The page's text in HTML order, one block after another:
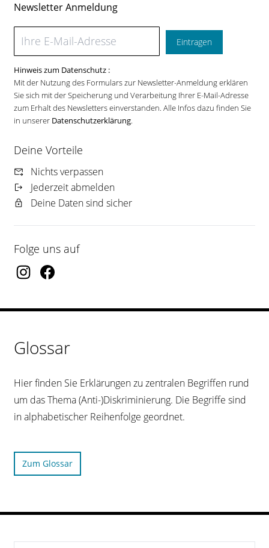
Newsletter Anmeldung
Eintragen
Hinweis zum Datenschutz :
Mit der Nutzung des Formulars zur Newsletter-Anmeldung erklären
Sie sich mit der Speicherung und Verarbeitung Ihrer E-Mail-Adresse
zum Erhalt des Newsletters einverstanden. Alle Infos dazu finden Sie
in unserer Datenschutzerklärung.
Deine Vorteile
Nichts verpassen
Jederzeit abmelden
Deine Daten sind sicher
Folge uns auf
Glossar
Hier finden Sie Erklärungen zu zentralen Begriffen rund
um das Thema (Anti-)Diskriminierung. Die Begriffe sind
in alphabetischer Reihenfolge geordnet.
Zum Glossar